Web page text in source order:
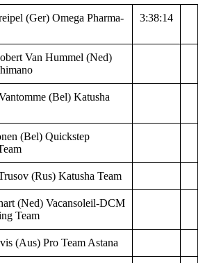
(Ger) Omega Pharma-
3:38:14
Van Hummel (Ned)
(Bel) Katusha
(Bel) Quickstep
(Rus) Katusha Team
(Ned) Vacansoleil-DCM
Team
(Aus) Pro Team Astana